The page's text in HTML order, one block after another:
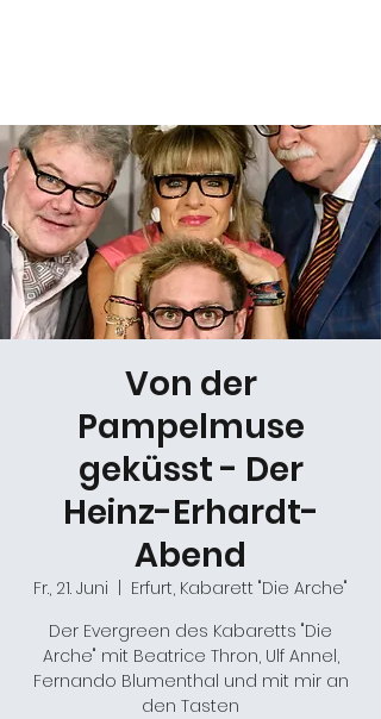
Von der
Pampelmuse
geküsst - Der
Heinz-Erhardt-
Abend
Fr., 21. Juni
Erfurt, Kabarett "Die Arche"
Der Evergreen des Kabaretts "Die
Arche" mit Beatrice Thron, Ulf Annel,
Fernando Blumenthal und mit mir an
den Tasten